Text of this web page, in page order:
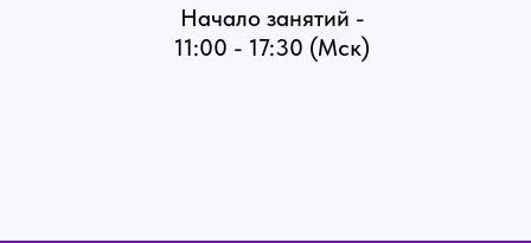
Начало занятий -
11:00 - 17:30 (Мск)